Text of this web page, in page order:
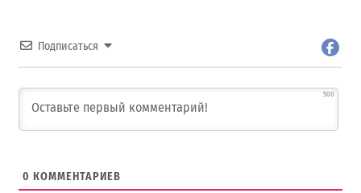
Подписаться
500
0 КОММЕНТАРИЕВ